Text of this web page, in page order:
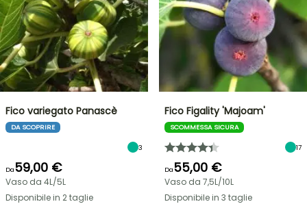
Fico variegato Panascè
DA SCOPRIRE
3
Da59,00 €
Vaso da 4L/5L
Disponibile in 2 taglie
Fico Figality 'Majoam'
SCOMMESSA SICURA
17
Da55,00 €
Vaso da 7,5L/10L
Disponibile in 3 taglie